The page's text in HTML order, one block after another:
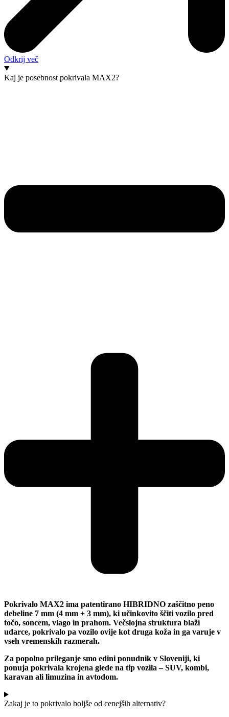
Odkrij več
Kaj je posebnost pokrivala MAX2?
Pokrivalo MAX2 ima patentirano HIBRIDNO zaščitno peno
debeline 7 mm (4 mm + 3 mm), ki učinkovito ščiti vozilo pred
točo, soncem, vlago in prahom. Večslojna struktura blaži
udarce, pokrivalo pa vozilo ovije kot druga koža in ga varuje v
vseh vremenskih razmerah.
Za popolno prileganje smo edini ponudnik v Sloveniji, ki
ponuja pokrivala krojena glede na tip vozila – SUV, kombi,
karavan ali limuzina in avtodom.
Zakaj je to pokrivalo boljše od cenejših alternativ?